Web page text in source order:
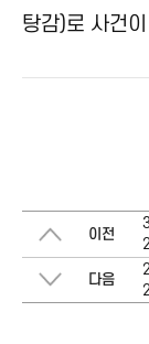
탕감)로 사건
이전
다음